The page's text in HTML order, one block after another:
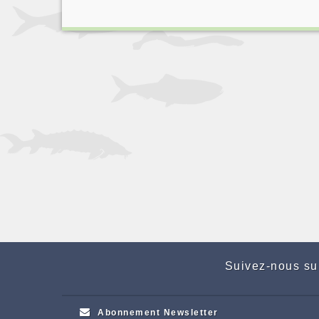
Suivez-nous
Abonnement Newsletter